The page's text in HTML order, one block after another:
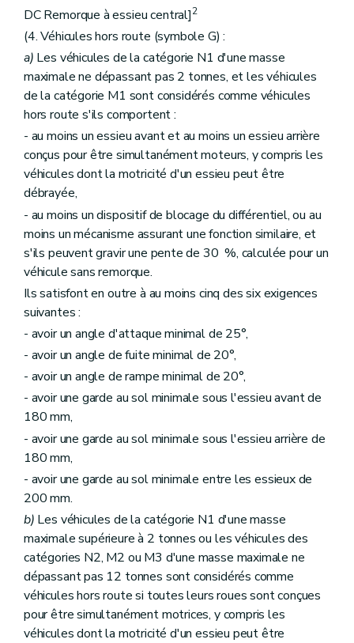
DC Remorque à essieu central]2
(4. Véhicules hors route (symbole G) :
a) Les véhicules de la catégorie N1 d'une masse
maximale ne dépassant pas 2 tonnes, et les véhicules
de la catégorie M1 sont considérés comme véhicules
hors route s'ils comportent :
- au moins un essieu avant et au moins un essieu arrière
conçus pour être simultanément moteurs, y compris les
véhicules dont la motricité d'un essieu peut être
débrayée,
- au moins un dispositif de blocage du différentiel, ou au
moins un mécanisme assurant une fonction similaire, et
s'ils peuvent gravir une pente de 30 %, calculée pour un
véhicule sans remorque.
Ils satisfont en outre à au moins cinq des six exigences
suivantes :
- avoir un angle d'attaque minimal de 25°,
- avoir un angle de fuite minimal de 20°,
- avoir un angle de rampe minimal de 20°,
- avoir une garde au sol minimale sous l'essieu avant de
180 mm,
- avoir une garde au sol minimale sous l'essieu arrière de
180 mm,
- avoir une garde au sol minimale entre les essieux de
200 mm.
b) Les véhicules de la catégorie N1 d'une masse
maximale supérieure à 2 tonnes ou les véhicules des
catégories N2, M2 ou M3 d'une masse maximale ne
dépassant pas 12 tonnes sont considérés comme
véhicules hors route si toutes leurs roues sont conçues
pour être simultanément motrices, y compris les
véhicules dont la motricité d'un essieu peut être